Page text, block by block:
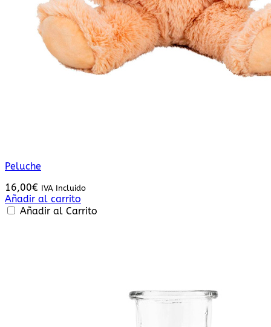
Peluche
16,00€ IVA Incluido
Añadir al carrito
Añadir al Carrito